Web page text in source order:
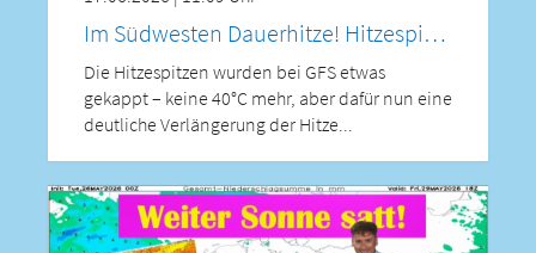
Im Südwesten Dauerhitze! Hitzespitzen leicht gekappt, schwere Gewitterlage am Freitag! Großhagel
Die Hitzespitzen wurden bei GFS etwas
gekappt – keine 40°C mehr, aber dafür nun eine
deutliche Verlängerung der Hitze...